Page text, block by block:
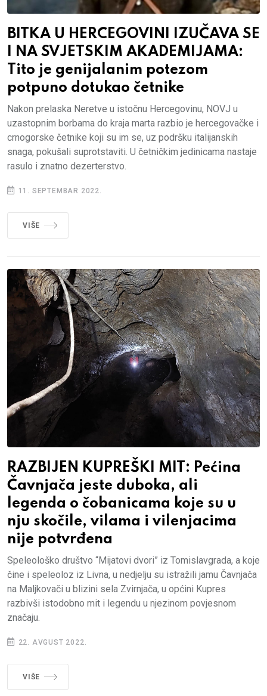
BITKA U HERCEGOVINI IZUČAVA SE
I NA SVJETSKIM AKADEMIJAMA:
Tito je genijalanim potezom
potpuno dotukao četnike
Nakon prelaska Neretve u istočnu Hercegovinu, NOVJ u
uzastopnim borbama do kraja marta razbio je hercegovačke i
crnogorske četnike koji su im se, uz podršku italijanskih
snaga, pokušali suprotstaviti. U četničkim jedinicama nastaje
rasulo i znatno dezerterstvo.
11. SEPTEMBAR 2022.
VIŠE
RAZBIJEN KUPREŠKI MIT: Pećina
Čavnjača jeste duboka, ali
legenda o čobanicama koje su u
nju skočile, vilama i vilenjacima
nije potvrđena
Speleološko društvo “Mijatovi dvori” iz Tomislavgrada, a koje
čine i speleoloz iz Livna, u nedjelju su istražili jamu Čavnjača
na Maljkovači u blizini sela Zvirnjača, u općini Kupres
razbivši istodobno mit i legendu u njezinom povjesnom
značaju.
22. AVGUST 2022.
VIŠE